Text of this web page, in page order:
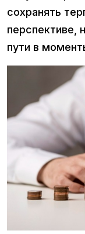
сохранять
перспективе,
пути в